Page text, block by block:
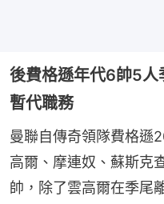
後費格遜年代6帥5
暫代職務
曼聯自傳奇領隊費格遜
高爾、摩連奴、蘇斯克
帥，除了雲高爾在季尾